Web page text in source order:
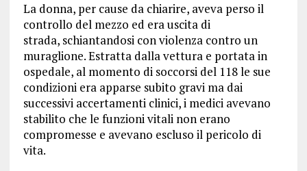
La donna, per cause da chiarire, aveva perso il
controllo del mezzo ed era uscita di
strada, schiantandosi con violenza contro un
muraglione. Estratta dalla vettura e portata in
ospedale, al momento di soccorsi del 118 le sue
condizioni era apparse subito gravi ma dai
successivi accertamenti clinici, i medici avevano
stabilito che le funzioni vitali non erano
compromesse e avevano escluso il pericolo di
vita.